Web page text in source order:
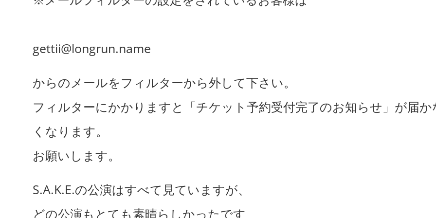
gettii@longrun.name
からのメールをフィルターから外して下さい。
フィルターにかかりますと「チケット予約受付完了のお知らせ」が届か
くなります。
お願いします。
S.A.K.E.の公演はすべて見ていますが、
どの公演もとても素晴らしかったです